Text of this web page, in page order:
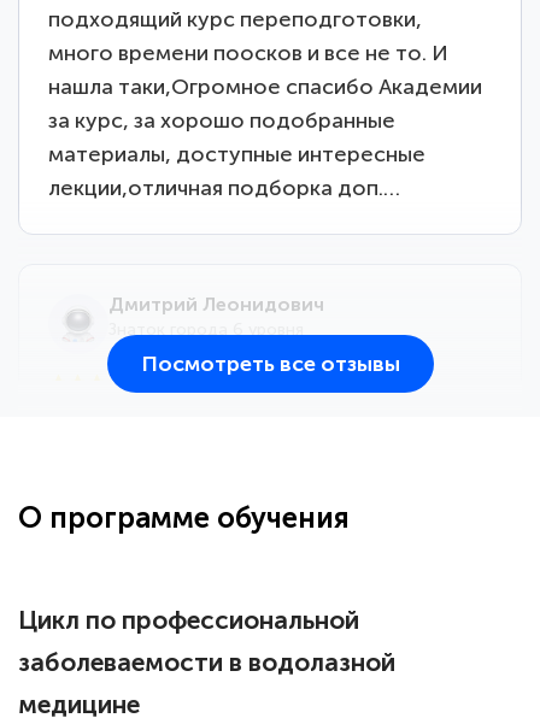
подходящий курс переподготовки,
много времени поосков и все не то. И
нашла таки,Огромное спасибо Академии
за курс, за хорошо подобранные
материалы, доступные интересные
лекции,отличная подборка доп.…
Дмитрий Леонидович
большое количество методических
Елена Кравченко
Посмотреть все отзывы
О программе обучения
Цикл по профессиональной
заболеваемости в водолазной
медицине